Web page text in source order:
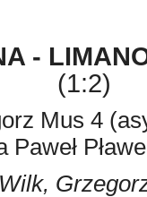
-
(1:2)
Mus 4